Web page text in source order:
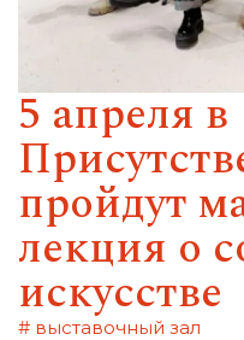
5 апреля в
пройдут
лекция о
искусстве
# выставочный зал